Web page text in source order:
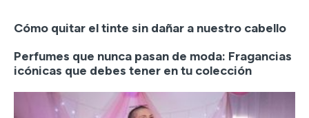
Cómo quitar el tinte sin dañar a nuestro cabello
Perfumes que nunca pasan de moda: Fragancias
icónicas que debes tener en tu colección